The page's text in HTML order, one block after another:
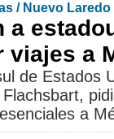
/ Nuevo Laredo
a
viajes a
de Estados
a